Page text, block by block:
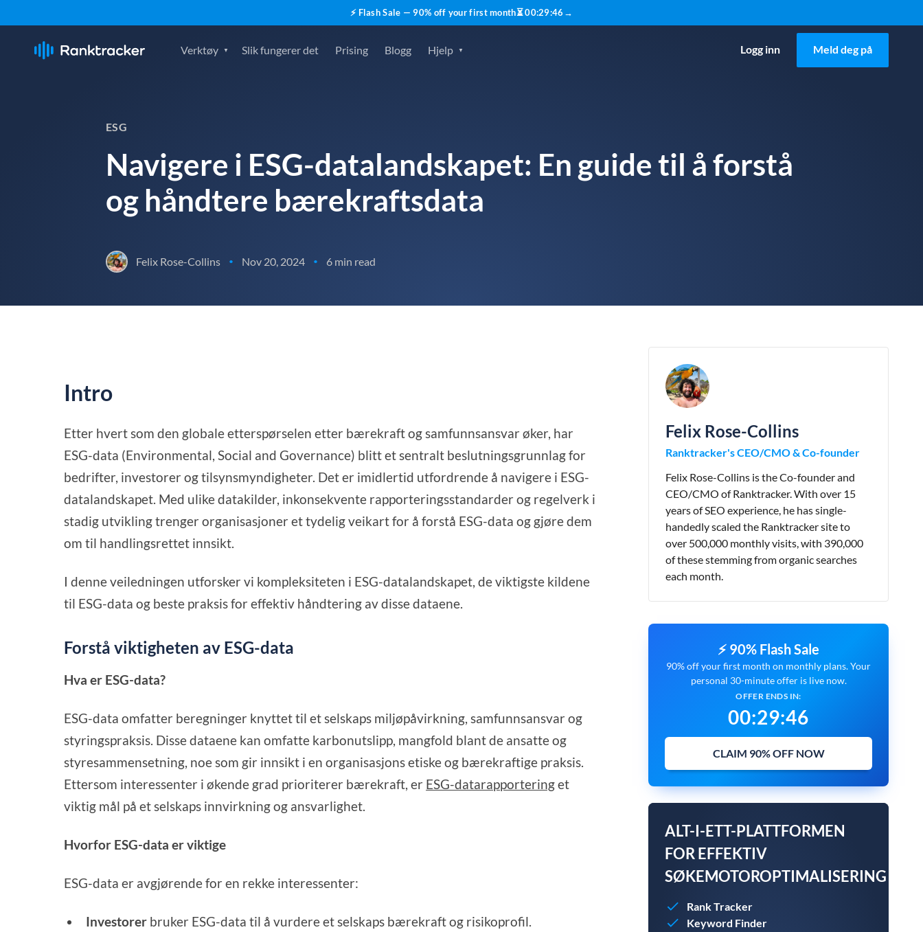
⚡ Flash Sale — 90% off your first month⏳00:29:45 →
Verktøy Slik fungerer det Prising Blogg Hjelp Logg inn Meld deg på
ESG
Navigere i ESG-datalandskapet: En guide til å forstå
og håndtere bærekraftsdata
Felix Rose-Collins • Nov 20, 2024 • 6 min read
Intro
Etter hvert som den globale etterspørselen etter bærekraft og samfunnsansvar øker, har
ESG-data (Environmental, Social and Governance) blitt et sentralt beslutningsgrunnlag for
bedrifter, investorer og tilsynsmyndigheter. Det er imidlertid utfordrende å navigere i ESG-
datalandskapet. Med ulike datakilder, inkonsekvente rapporteringsstandarder og regelverk i
stadig utvikling trenger organisasjoner et tydelig veikart for å forstå ESG-data og gjøre dem
om til handlingsrettet innsikt.
I denne veiledningen utforsker vi kompleksiteten i ESG-datalandskapet, de viktigste kildene
til ESG-data og beste praksis for effektiv håndtering av disse dataene.
Forstå viktigheten av ESG-data
Hva er ESG-data?
ESG-data omfatter beregninger knyttet til et selskaps miljøpåvirkning, samfunnsansvar og
styringspraksis. Disse dataene kan omfatte karbonutslipp, mangfold blant de ansatte og
styresammensetning, noe som gir innsikt i en organisasjons etiske og bærekraftige praksis.
Ettersom interessenter i økende grad prioriterer bærekraft, er ESG-datarapporteringet
viktig mål på et selskaps innvirkning og ansvarlighet.
Hvorfor ESG-data er viktige
ESG-data er avgjørende for en rekke interessenter:
Investorer bruker ESG-data til å vurdere et selskaps bærekraft og risikoprofil.
Felix Rose-Collins
Ranktracker's CEO/CMO & Co-founder
Felix Rose-Collins is the Co-founder and
CEO/CMO of Ranktracker. With over 15
years of SEO experience, he has single-
handedly scaled the Ranktracker site to
over 500,000 monthly visits, with 390,000
of these stemming from organic searches
each month.
⚡ 90% Flash Sale
90% off your first month on monthly plans. Your
personal 30-minute offer is live now.
OFFER ENDS IN:
00:29:45
CLAIM 90% OFF NOW
ALT-I-ETT-PLATTFORMEN
FOR EFFEKTIV
SØKEMOTOROPTIMALISERING
Rank Tracker
Keyword Finder